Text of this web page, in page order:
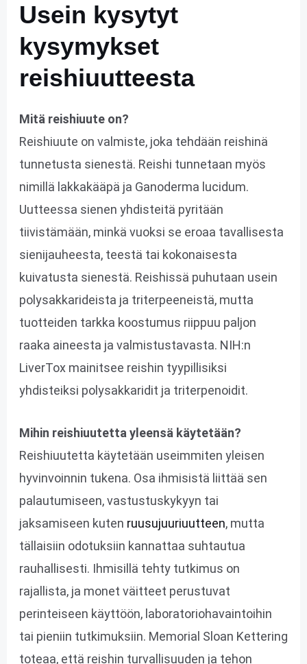
Usein kysytyt
kysymykset
reishiuutteesta
Mitä reishiuute on?
Reishiuute on valmiste, joka tehdään reishinä
tunnetusta sienestä. Reishi tunnetaan myös
nimillä lakkakääpä ja Ganoderma lucidum.
Uutteessa sienen yhdisteitä pyritään
tiivistämään, minkä vuoksi se eroaa tavallisesta
sienijauheesta, teestä tai kokonaisesta
kuivatusta sienestä. Reishissä puhutaan usein
polysakkarideista ja triterpeeneistä, mutta
tuotteiden tarkka koostumus riippuu paljon
raaka aineesta ja valmistustavasta. NIH:n
LiverTox mainitsee reishin tyypillisiksi
yhdisteiksi polysakkaridit ja triterpenoidit.
Mihin reishiuutetta yleensä käytetään?
Reishiuutetta käytetään useimmiten yleisen
hyvinvoinnin tukena. Osa ihmisistä liittää sen
palautumiseen, vastustuskykyyn tai
jaksamiseen kuten ruusujuuriuutteen, mutta
tällaisiin odotuksiin kannattaa suhtautua
rauhallisesti. Ihmisillä tehty tutkimus on
rajallista, ja monet väitteet perustuvat
perinteiseen käyttöön, laboratoriohavaintoihin
tai pieniin tutkimuksiin. Memorial Sloan Kettering
toteaa, että reishin turvallisuuden ja tehon